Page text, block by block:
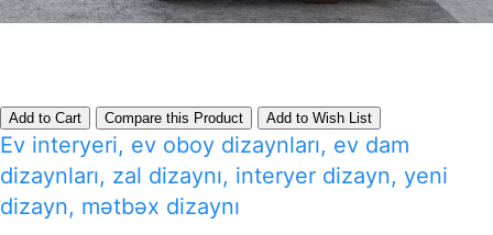
Add to Cart Compare this Product Add to Wish List
Ev interyeri, ev oboy dizaynları, ev dam
dizaynları, zal dizaynı, interyer dizayn, yeni
dizayn, mətbəx dizaynı